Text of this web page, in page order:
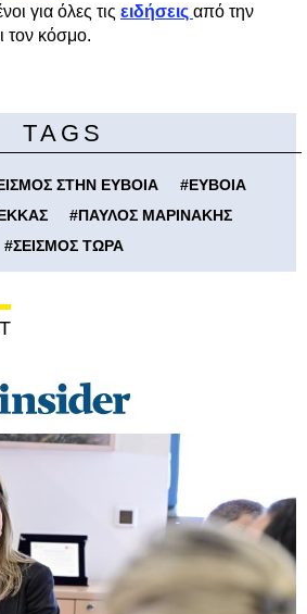
για όλες τις ειδήσεις από την
τον κόσμο.
TAGS
ΣΤΗΝ ΕΥΒΟΙΑ #ΕΥΒΟΙΑ
#ΠΑΥΛΟΣ ΜΑΡΙΝΑΚΗΣ
#ΣΕΙΣΜΟΣ ΤΩΡΑ